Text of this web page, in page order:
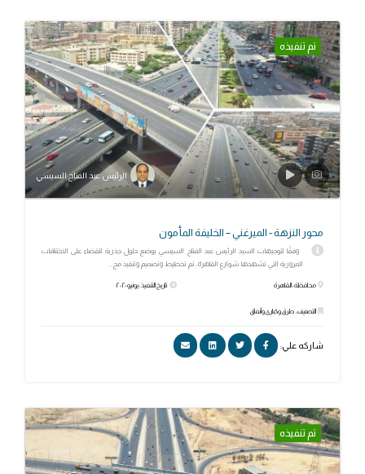
تم تنفيذه
الرئيس عبد الفتاح السيسي
محور النزهة - الميرغني – الخليفة المأمون
وفقًا لتوجيهات السيد الرئيس عبد الفتاح السيسي بوضع حلول جذرية للقضاء على الاختناقات
المرورية التي تشهدها شوارع القاهرة، تم تخطيط وتصميم وتنفيذ مح...
محافظة: القاهرة
التصنيف: طرق وكبارى وأنفاق
تاريخ التنفيذ: يونيو ٢٠٢٠
شاركه علي:
تم تنفيذه